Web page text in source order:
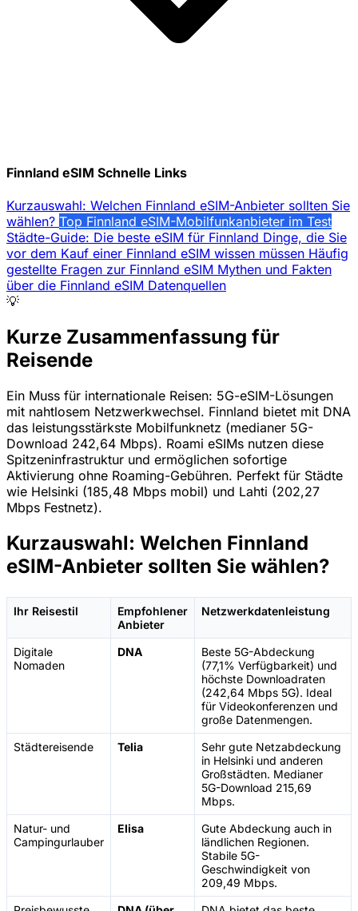
Finnland eSIM Schnelle Links
Kurzauswahl: Welchen Finnland eSIM-Anbieter sollten Sie
wählen? Top Finnland eSIM-Mobilfunkanbieter im Test
Städte-Guide: Die beste eSIM für Finnland Dinge, die Sie
vor dem Kauf einer Finnland eSIM wissen müssen Häufig
gestellte Fragen zur Finnland eSIM Mythen und Fakten
über die Finnland eSIM Datenquellen
💡
Kurze Zusammenfassung für
Reisende
Ein Muss für internationale Reisen: 5G-eSIM-Lösungen
mit nahtlosem Netzwerkwechsel. Finnland bietet mit DNA
das leistungsstärkste Mobilfunknetz (medianer 5G-
Download 242,64 Mbps). Roami eSIMs nutzen diese
Spitzeninfrastruktur und ermöglichen sofortige
Aktivierung ohne Roaming-Gebühren. Perfekt für Städte
wie Helsinki (185,48 Mbps mobil) und Lahti (202,27
Mbps Festnetz).
Kurzauswahl: Welchen Finnland
eSIM-Anbieter sollten Sie wählen?
Ihr Reisestil
Empfohlener
Anbieter
Netzwerkdatenleistung
Digitale
Nomaden
DNA
Beste 5G-Abdeckung
(77,1% Verfügbarkeit) und
höchste Downloadraten
(242,64 Mbps 5G). Ideal
für Videokonferenzen und
große Datenmengen.
Städtereisende
Telia
Sehr gute Netzabdeckung
in Helsinki und anderen
Großstädten. Medianer
5G-Download 215,69
Mbps.
Natur- und
Campingurlauber
Elisa
Gute Abdeckung auch in
ländlichen Regionen.
Stabile 5G-
Geschwindigkeit von
209,49 Mbps.